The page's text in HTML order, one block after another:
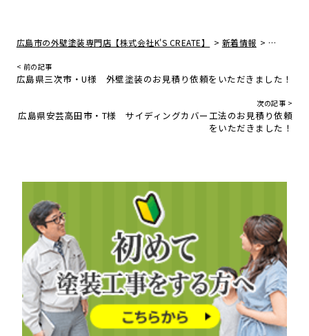
広島市の外壁塗装専門店【株式会社K'S CREATE】 > 新着情報 > 広島県福
< 前の記事
広島県三次市・U様 外壁塗装のお見積り依頼をいただきました！
次の記事 >
広島県安芸高田市・T様 サイディングカバー工法のお見積り依頼
をいただきました！